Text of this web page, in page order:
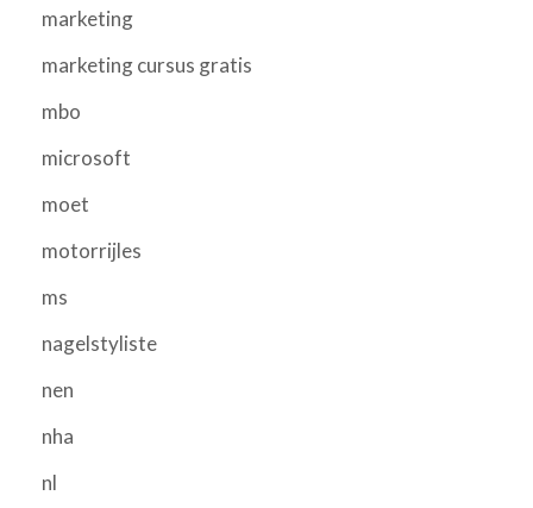
marketing
marketing cursus gratis
mbo
microsoft
moet
motorrijles
ms
nagelstyliste
nen
nha
nl